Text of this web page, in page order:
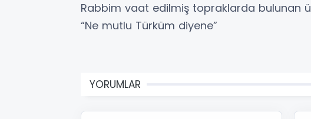
Rabbim vaat edilmiş topraklarda bulunan
“Ne mutlu Türküm diyene”
YORUMLAR